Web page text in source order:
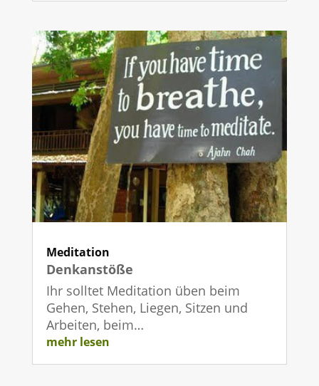
Meditation
Denkanstöße
Ihr solltet Meditation üben beim
Gehen, Stehen, Liegen, Sitzen und
Arbeiten, beim…
mehr lesen